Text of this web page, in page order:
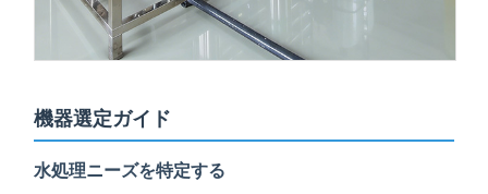
機器選定ガイド
水処理ニーズを特定する